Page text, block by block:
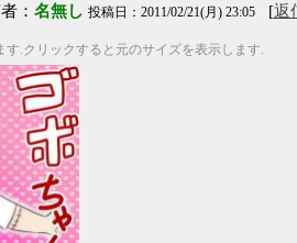
： 名無し 投稿日：2011/02/21(月) 23:05[返
.クリックすると元のサイズを表示します.